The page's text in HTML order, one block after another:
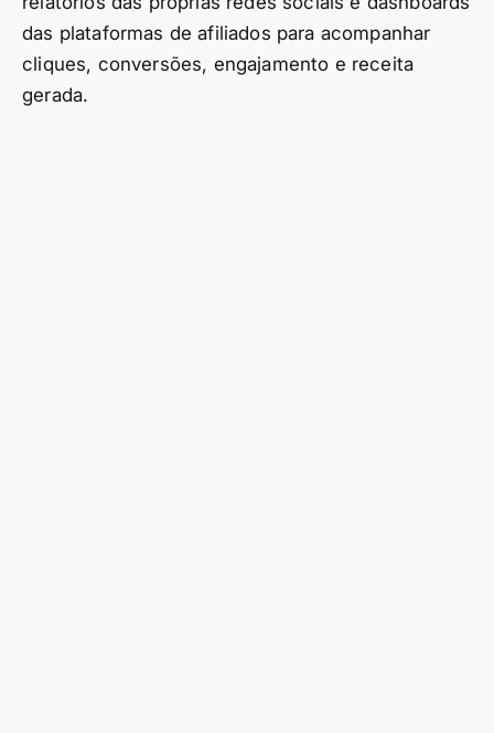
das plataformas de afiliados para acompanhar
cliques, conversões, engajamento e receita
gerada.